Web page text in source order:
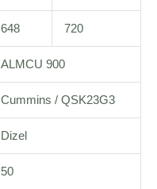
648 720
ALMCU 900
Cummins / QSK23G3
Dizel
50